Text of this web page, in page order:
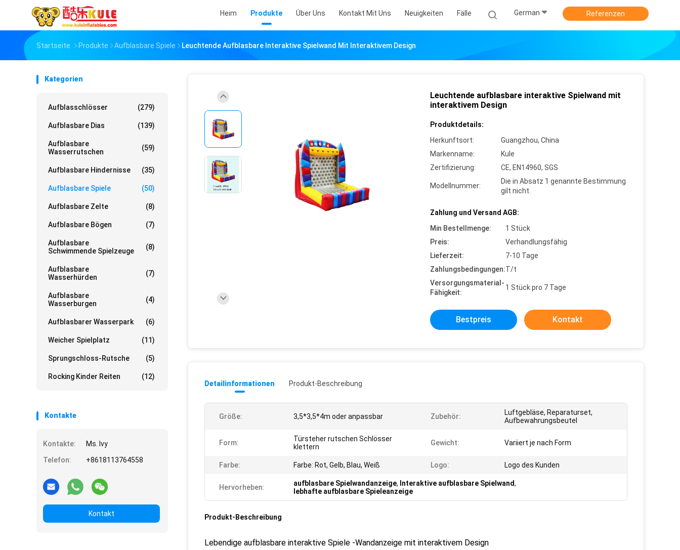
Heim Produkte Über Uns Kontakt Mit Uns Neuigkeiten Fälle German Referenzen
Startseite Produkte Aufblasbare Spiele Leuchtende Aufblasbare Interaktive Spielwand Mit Interaktivem Design
Kategorien
Aufblasschlösser (279)
Aufblasbare Dias (139)
Aufblasbare
Wasserrutschen
(59)
Aufblasbare Hindernisse (35)
Aufblasbare Spiele (50)
Aufblasbare Zelte (8)
Aufblasbare Bögen (7)
Aufblasbare
Schwimmende Spielzeuge
(8)
Aufblasbare
Wasserhürden
(7)
Aufblasbare
Wasserburgen
(4)
Aufblasbarer Wasserpark (6)
Weicher Spielplatz (11)
Sprungschloss-Rutsche (5)
Rocking Kinder Reiten (12)
Kontakte
Kontakte:
Ms. Ivy
Telefon:
+8618113764558
Kontakt
Leuchtende aufblasbare interaktive Spielwand mit
interaktivem Design
Produktdetails:
Herkunftsort:
Guangzhou, China
Markenname:
Kule
Zertifizierung:
CE, EN14960, SGS
Modellnummer:
Die in Absatz 1 genannte Bestimmung
gilt nicht.
Zahlung und Versand AGB:
Min Bestellmenge:
1 Stück
Preis:
Verhandlungsfähig
Lieferzeit:
7-10 Tage
Zahlungsbedingungen:T/t
Versorgungsmaterial-
Fähigkeit:
1 Stück pro 7 Tage
Bestpreis Kontakt
Detailinformationen Produkt-Beschreibung
Größe: 3,5*3,5*4m oder anpassbar Zubehör:
Luftgebläse, Reparaturset,
Aufbewahrungsbeutel
Form:
Türsteher rutschen Schlösser
klettern
Gewicht: Variiert je nach Form
Farbe: Farbe: Rot, Gelb, Blau, Weiß Logo: Logo des Kunden
Hervorheben: aufblasbare Spielwandanzeige, Interaktive aufblasbare Spielwand,
lebhafte aufblasbare Spieleanzeige
Produkt-Beschreibung
Lebendige aufblasbare interaktive Spiele -Wandanzeige mit interaktivem Design